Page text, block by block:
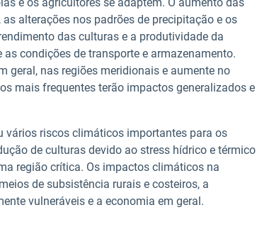
e os agricultores se adaptem. O aumento das
as alterações nos padrões de precipitação e os
das culturas e a produtividade da
condições de transporte e armazenamento.
geral, nas regiões meridionais e aumente no
mais frequentes terão impactos generalizados e
vários riscos climáticos importantes para os
de culturas devido ao stress hídrico e térmico
região crítica. Os impactos climáticos na
de subsistência rurais e costeiros, a
vulneráveis e a economia em geral.